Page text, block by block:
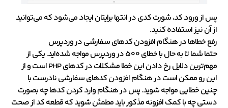
پس از ورود کد، شورت کدی در انتها برایتان ایجاد می‌شود که می‌توانید
از آن نیز استفاده کنید.
رفع خطاها در هنگام افزودن کدهای سفارشی در وردپرس
حتما شما تا به حال با خطای 500 در وردپرس مواجه شده‌اید. یکی از
مهم‌ترین دلایل رخ دادن این خطا مشکلات در کدهای PHP است و از
این رو ممکن است در هنگام افزودن کدهای سفارشی نادرست با
چنین خطایی مواجه شوید. پس در هنگام وارد کردن کدها چه بصورت
دستی چه با کمک افزونه مذکور باید مطمئن شوید که قطعه کد از صحت